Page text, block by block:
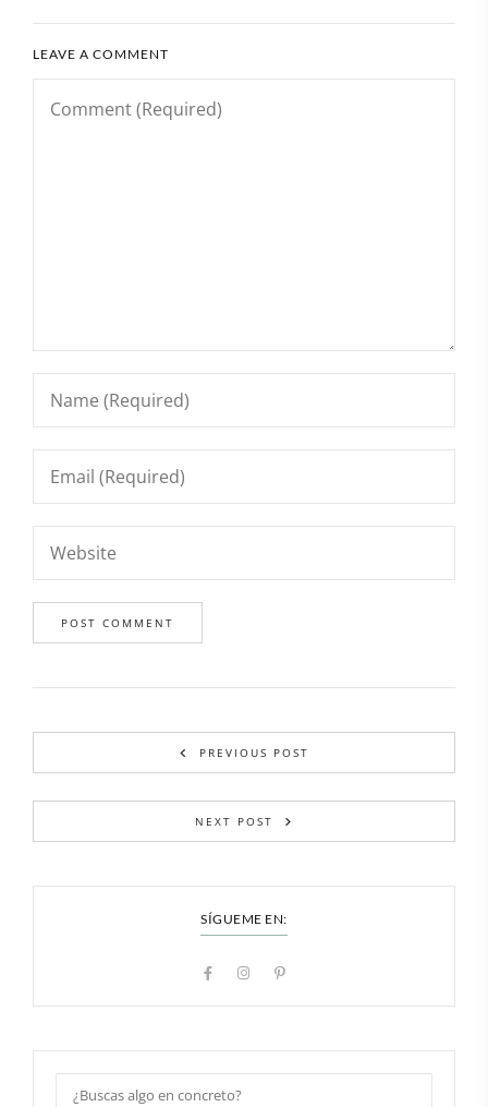
LEAVE A COMMENT
PREVIOUS POST
NEXT POST
SÍGUEME EN: